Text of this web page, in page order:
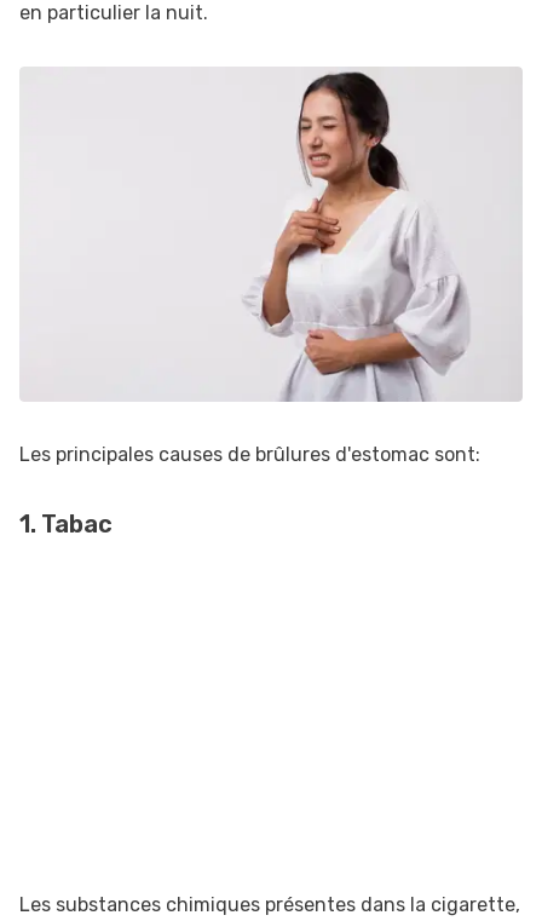
en particulier la nuit.
Les principales causes de brûlures d'estomac sont:
1. Tabac
Les substances chimiques présentes dans la cigarette,